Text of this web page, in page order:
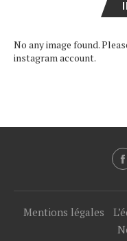
No any image found.
instagram account.
Mentions légales